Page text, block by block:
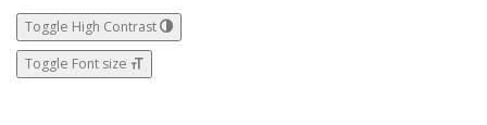
Toggle High Contrast
Toggle Font size